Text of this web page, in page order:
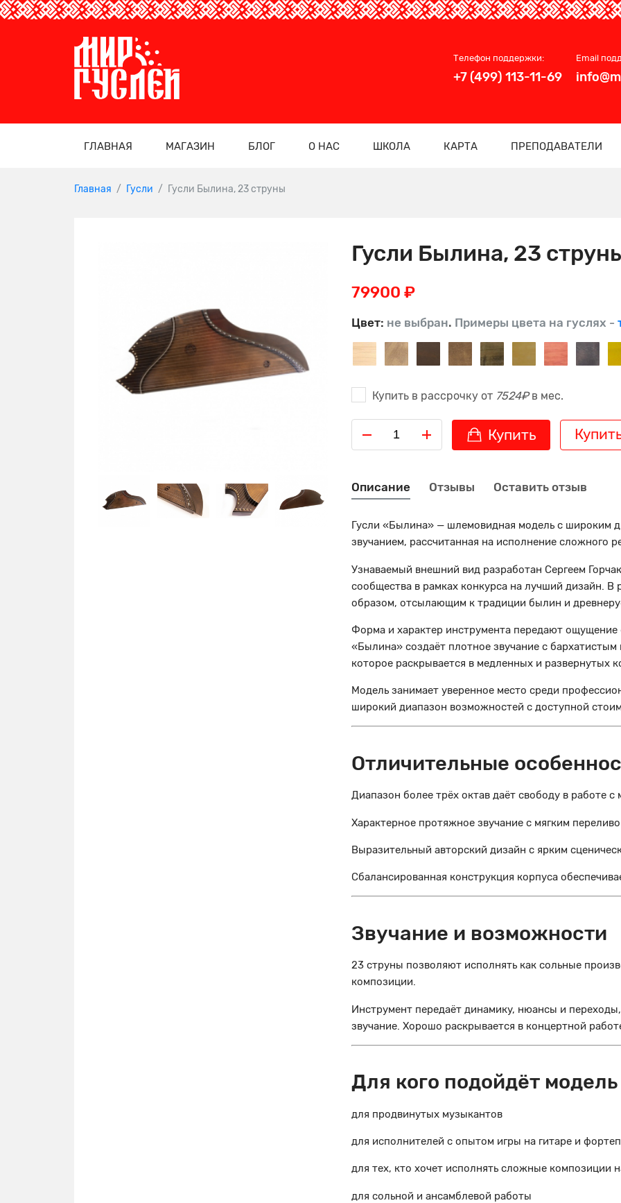
Телефон поддержки:
+7 (499) 113-11-69
Email
ГЛАВНАЯ МАГАЗИН БЛОГ О НАС ШКОЛА КАРТА ПРЕПОДАВАТЕЛИ
Главная Гусли Гусли Былина, 23 струны
Гусли Былина, 23
79900 ₽
Цвет: не выбран. Примеры цвета на гуслях -
Купить в рассрочку от 7524₽в мес.
Купить
Описание Отзывы Оставить отзыв
Гусли «Былина» — шлемовидная модель с широким
звучанием, рассчитанная на исполнение сложного
Узнаваемый внешний вид разработан Сергеем
сообщества в рамках конкурса на лучший дизайн. В
образом, отсылающим к традиции былин и
Форма и характер инструмента передают
«Былина» создаёт плотное звучание с
которое раскрывается в медленных и развернутых
Модель занимает уверенное место среди
широкий диапазон возможностей с доступной
Отличительные
Диапазон более трёх октав даёт свободу в работе
Характерное протяжное звучание с мягким
Выразительный авторский дизайн с ярким
Сбалансированная конструкция корпуса
Звучание и возможности
23 струны позволяют исполнять как сольные
композиции.
Инструмент передаёт динамику, нюансы и
звучание. Хорошо раскрывается в концертной
Для кого подойдёт модель
для продвинутых музыкантов
для исполнителей с опытом игры на гитаре и
для тех, кто хочет исполнять сложные композиции
для сольной и ансамблевой работы